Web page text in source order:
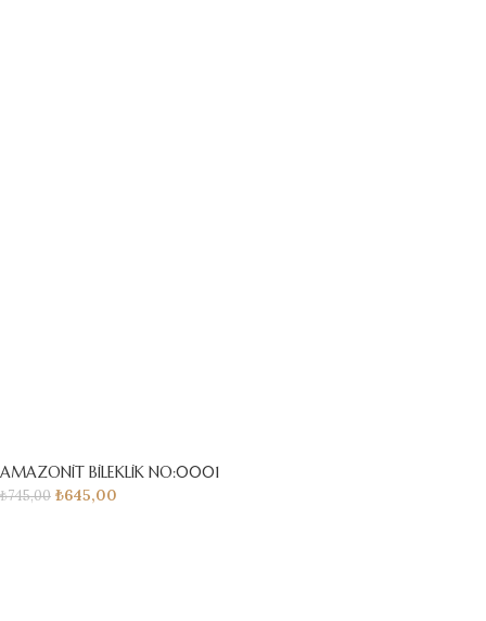
AMAZONİT BİLEKLİK NO:0001
₺745,00 ₺645,00